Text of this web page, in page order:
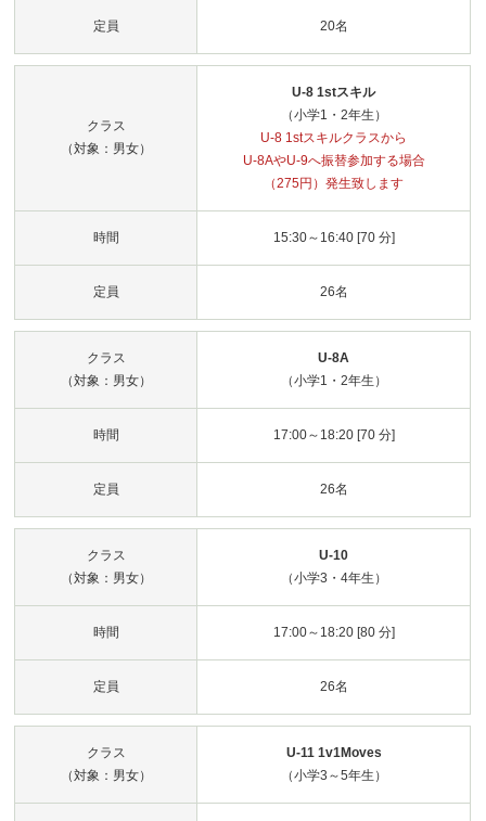
定員 20名
クラス
（対象：男女）
U-8 1stスキル
（小学1・2年生）
U-8 1stスキルクラスから
U-8AやU-9へ振替参加する場合
（275円）発生致します
時間 15:30～16:40 [70 分]
定員 26名
クラス
（対象：男女）
U-8A
（小学1・2年生）
時間 17:00～18:20 [70 分]
定員 26名
クラス
（対象：男女）
U-10
（小学3・4年生）
時間 17:00～18:20 [80 分]
定員 26名
クラス
（対象：男女）
U-11 1v1Moves
（小学3～5年生）